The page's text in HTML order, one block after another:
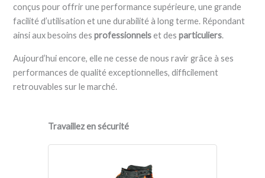
conçus pour offrir une performance supérieure, une grande
facilité d’utilisation et une durabilité à long terme. Répondant
ainsi aux besoins desprofessionnelset desparticuliers.
Aujourd’hui encore, elle ne cesse de nous ravir grâce à ses
performances de qualité exceptionnelles, difficilement
retrouvables sur le marché.
Travaillez en sécurité